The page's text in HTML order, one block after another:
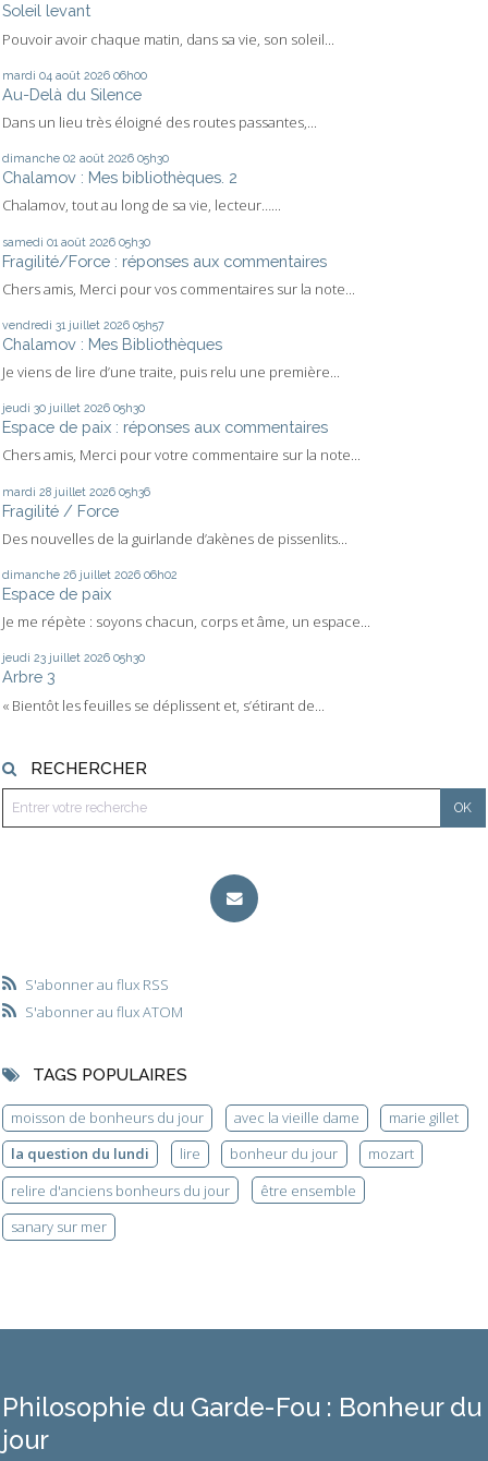
Soleil levant
Pouvoir avoir chaque matin, dans sa vie, son soleil...
mardi 04 août 2026 06h00
Au-Delà du Silence
Dans un lieu très éloigné des routes passantes,...
dimanche 02 août 2026 05h30
Chalamov : Mes bibliothèques. 2
Chalamov, tout au long de sa vie, lecteur…...
samedi 01 août 2026 05h30
Fragilité/Force : réponses aux commentaires
Chers amis, Merci pour vos commentaires sur la note...
vendredi 31 juillet 2026 05h57
Chalamov : Mes Bibliothèques
Je viens de lire d’une traite, puis relu une première...
jeudi 30 juillet 2026 05h30
Espace de paix : réponses aux commentaires
Chers amis, Merci pour votre commentaire sur la note...
mardi 28 juillet 2026 05h36
Fragilité / Force
Des nouvelles de la guirlande d’akènes de pissenlits...
dimanche 26 juillet 2026 06h02
Espace de paix
Je me répète : soyons chacun, corps et âme, un espace...
jeudi 23 juillet 2026 05h30
Arbre 3
« Bientôt les feuilles se déplissent et, s’étirant de...
RECHERCHER
S'abonner au flux RSS
S'abonner au flux ATOM
TAGS POPULAIRES
moisson de bonheurs du jour avec la vieille dame
marie gillet
la question du lundi
lire bonheur du jour
mozart
relire d'anciens bonheurs du jour
être ensemble
sanary sur mer
Philosophie du Garde-Fou : Bonheur du
jour